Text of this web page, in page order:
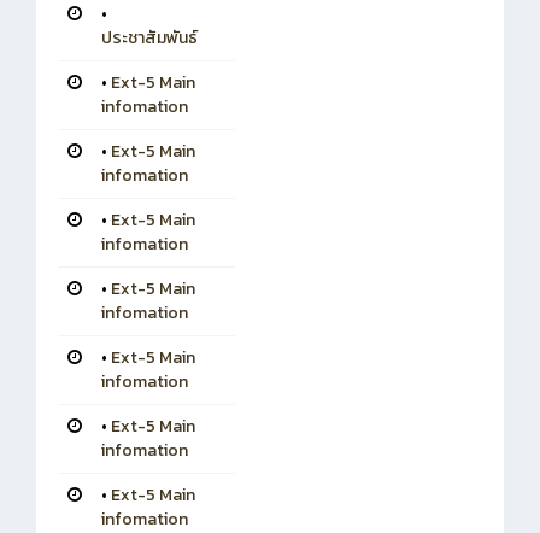
•
ประชาสัมพันธ์
• Ext-5 Main
infomation
• Ext-5 Main
infomation
• Ext-5 Main
infomation
• Ext-5 Main
infomation
• Ext-5 Main
infomation
• Ext-5 Main
infomation
• Ext-5 Main
infomation